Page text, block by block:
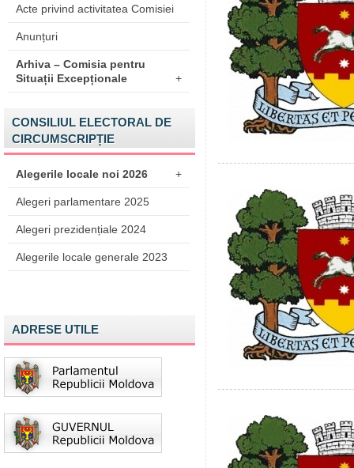
Acte privind activitatea Comisiei
Anunțuri
Arhiva – Comisia pentru
Situații Excepționale
+
CONSILIUL ELECTORAL DE
CIRCUMSCRIPȚIE
Alegerile locale noi 2026 +
Alegeri parlamentare 2025
Alegeri prezidențiale 2024
Alegerile locale generale 2023
ADRESE UTILE